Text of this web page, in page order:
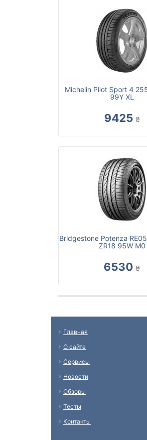
Michelin Pilot Sport 4
99Y XL
9425 ₴
Bridgestone Potenza
ZR18 95W M0
6530 ₴
Главная
О сайте
Сервисы
Новости
Обзоры
Тесты
Контакты